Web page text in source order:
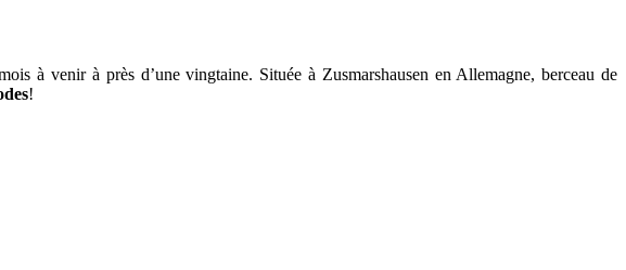
à venir à près d’une vingtaine. Située à Zusmarshausen en Allemagne, berceau de
!